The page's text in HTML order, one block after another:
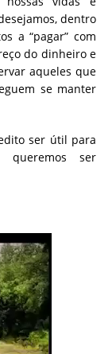
dentro
a “pagar” com
do dinheiro e
aqueles que
se manter
ser útil para
queremos ser